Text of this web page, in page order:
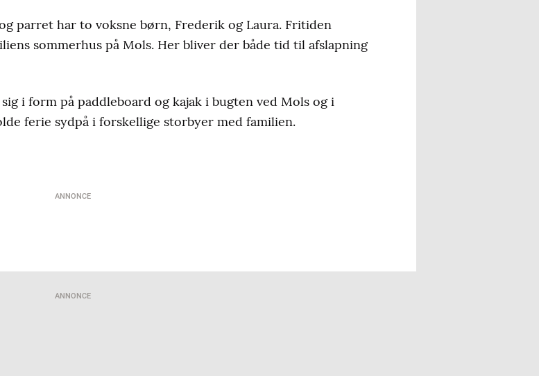
parret har to voksne børn, Frederik og Laura. Fritiden
sommerhus på Mols. Her bliver der både tid til afslapning
i form på paddleboard og kajak i bugten ved Mols og i
ferie sydpå i forskellige storbyer med familien.
ANNONCE
ANNONCE